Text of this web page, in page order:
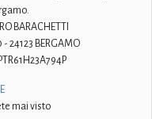
BARACHETTI
- 24123 BERGAMO
mai visto